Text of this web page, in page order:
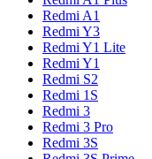
Redmi A1
Redmi Y3
Redmi Y1 Lite
Redmi Y1
Redmi S2
Redmi 1S
Redmi 3
Redmi 3 Pro
Redmi 3S